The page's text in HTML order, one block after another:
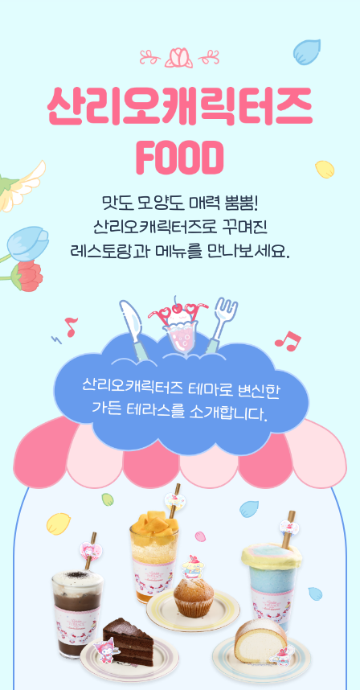
맛도 모양도 매력 뿜뿜!
산리오캐릭터즈로 꾸며진
레스토랑과 메뉴를 만나보세요.